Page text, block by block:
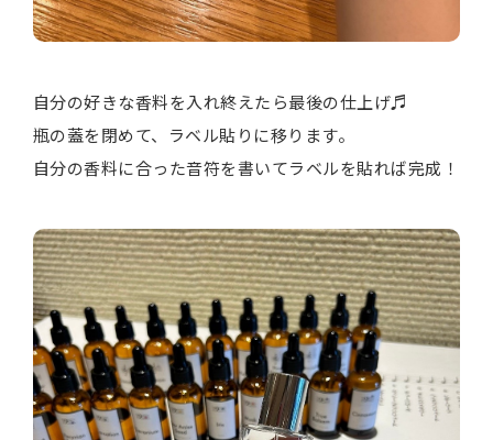
自分の好きな香料を入れ終えたら最後の仕上げ♬
瓶の蓋を閉めて、ラベル貼りに移ります。
自分の香料に合った音符を書いてラベルを貼れば完成！